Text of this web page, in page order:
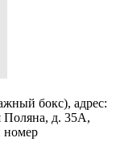
бокс), адрес:
Поляна, д. 35А,
номер